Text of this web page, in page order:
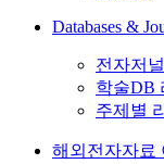
Databases &
전자저
학술DB
주제별
해외전자자료